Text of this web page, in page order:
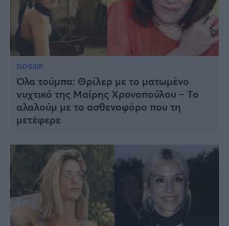
GOSSIP
Όλα τούμπα: Θρίλερ με το ματωμένο
νυχτικό της Μαίρης Χρονοπούλου – Το
αλαλούμ με το ασθενοφόρο που τη
μετέφερε